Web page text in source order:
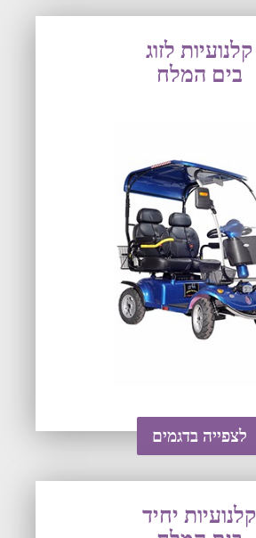
קלנועיות לזוג
בים המלח
לצפייה בדגמים
קלנועיות יחיד